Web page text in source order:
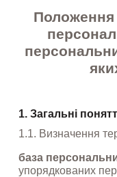
Положення
1. Загальні
1.1. Визначення
база
упорядкованих